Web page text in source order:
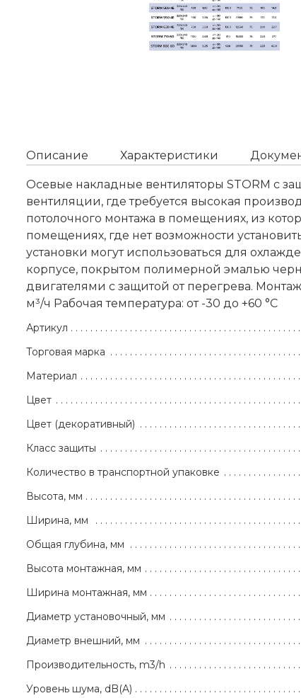
Описание Характеристики
Осевые накладные вентиляторы STORM с
вентиляции, где требуется высокая
потолочного монтажа в помещениях, из
помещениях, где нет возможности
установки могут использоваться для
корпусе, покрытом полимерной эмалью
двигателями с защитой от перегрева.
м³/ч Рабочая температура: от -30 до +60 °С
Артикул
Торговая марка
Материал
Цвет
Цвет (декоративный)
Класс защиты
Количество в транспортной упаковке
Высота, мм
Ширина, мм
Общая глубина, мм
Высота монтажная, мм
Ширина монтажная, мм
Диаметр установочный, мм
Диаметр внешний, мм
Производительность, m3/h
Уровень шума, dB(A)